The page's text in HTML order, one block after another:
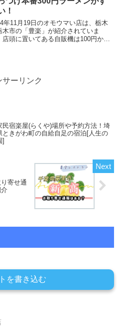
！
年11月19日のオモウマい店は、栃木
木市の「豊楽」が紹介されていま
店頭に置いてある自販機は100円から
サーリンク
民宿楽屋(らくや)場所や予約方法！埼
ときがわ町の自給自足の宿泊[人生の
]
寄せ通
を書き込む